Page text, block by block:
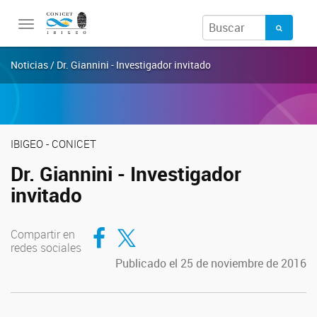
Toggle
Noticias / Dr. Giannini - Investigador invitado
IBIGEO - CONICET
Dr. Giannini - Investigador
invitado
Compartir en
redes sociales
Compartir en Facebook
Compartir en Twitter
Publicado el 25 de noviembre de 2016